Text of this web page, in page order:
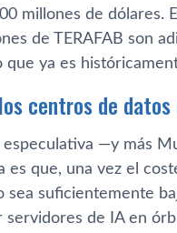
millones de dólares.
de TERAFAB son
que ya es
centros de
especulativa —y más
es que, una vez el
sea suficientemente
servidores de IA en